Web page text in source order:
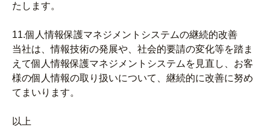
たします。
11.個人情報保護マネジメントシステムの継続的改善
当社は、情報技術の発展や、社会的要請の変化等を踏ま
えて個人情報保護マネジメントシステムを見直し、お客
様の個人情報の取り扱いについて、継続的に改善に努め
てまいります。
以上